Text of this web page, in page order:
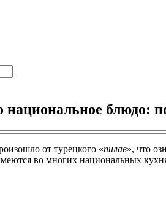
блюдо:
от турецкого «пилав», что
во многих национальных